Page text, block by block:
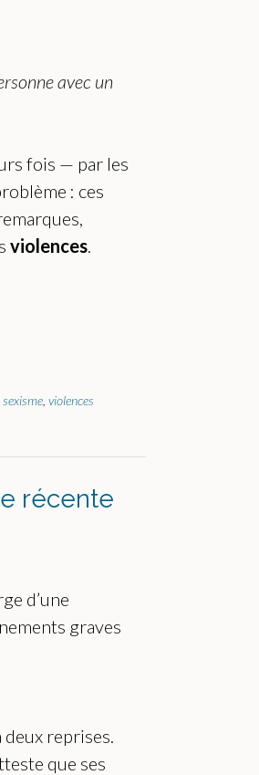
avec un
fois — par les
: ces
violences.
sexisme violences
récente
d’une
graves
reprises.
que ses